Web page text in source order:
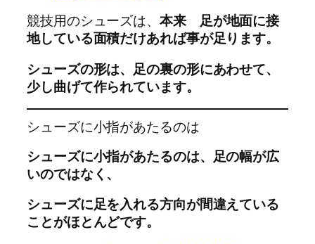
競技用のシューズは、 本来 足が地面に接
地している面積だけあれば事が足ります。
シューズの形は、足の裏の形にあわせて、
少し曲げて作られています。
シューズに小指があたるのは
シューズに小指があたるのは、足の幅が広
いのではなく、
シューズに足を入れる方向が間違えている
ことがほとんどです。